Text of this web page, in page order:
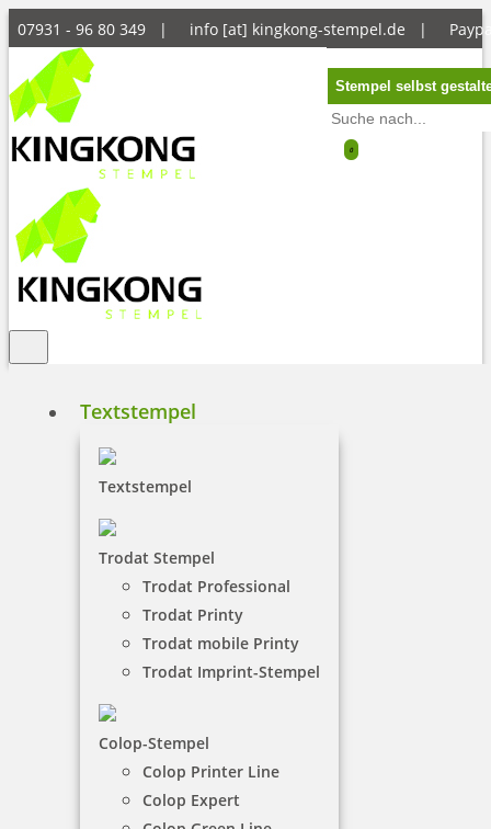
07931 - 96 80 349 | info [at] kingkong-stempel.de |
Stempel selbst
0
Textstempel
Textstempel
Trodat Stempel
Trodat Professional
Trodat Printy
Trodat mobile Printy
Trodat Imprint-Stempel
Colop-Stempel
Colop Printer Line
Colop Expert
Colop Printer Green Line 30
Colop Green Line Printer 30
Hersteller: Colop
Max. Zeilen: 5
Max. Abdruckmaße: 47 x 18 mm
Kissenfarben: BLAU, FARBLOS, GRÜN, ROT,
Colop Green Line Printer 30